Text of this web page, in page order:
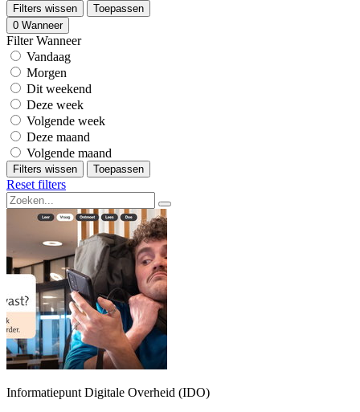
Filters wissen
Toepassen
0 Wanneer
Filter Wanneer
Vandaag
Morgen
Dit weekend
Deze week
Volgende week
Deze maand
Volgende maand
Filters wissen Toepassen
Reset filters
Informatiepunt Digitale Overheid (IDO)